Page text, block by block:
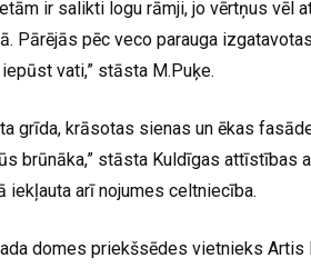
ir salikti logu rāmji, jo vērtņus
Pārējās pēc veco parauga
vati,” stāsta M.Puķe.
grīda, krāsotas sienas un ēkas
brūnāka,” stāsta Kuldīgas attīstības
iekļauta arī nojumes celtniecība.
domes priekšsēdes vietnieks